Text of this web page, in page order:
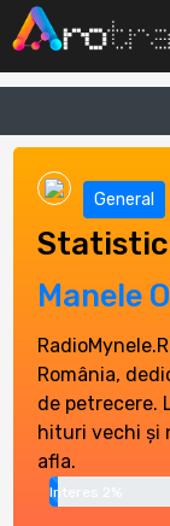
General
Manele
România,
de petrecere.
hituri vechi și
afla.
Interes 2%